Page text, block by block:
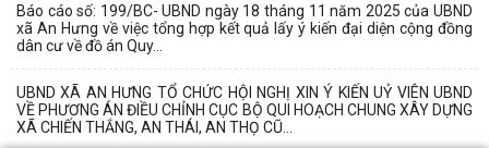
Báo cáo số: 199/BC- UBND ngày 18 tháng 11 năm 2025 của UBND
xã An Hưng về việc tổng hợp kết quả lấy ý kiến đại diện cộng đồng
dân cư về đồ án Quy...
UBND XÃ AN HƯNG TỔ CHỨC HỘI NGHỊ XIN Ý KIẾN UỶ VIÊN UBND
VỀ PHƯƠNG ÁN ĐIỀU CHỈNH CỤC BỘ QUI HOẠCH CHUNG XÂY DỰNG
XÃ CHIẾN THẮNG, AN THÁI, AN THỌ CŨ...